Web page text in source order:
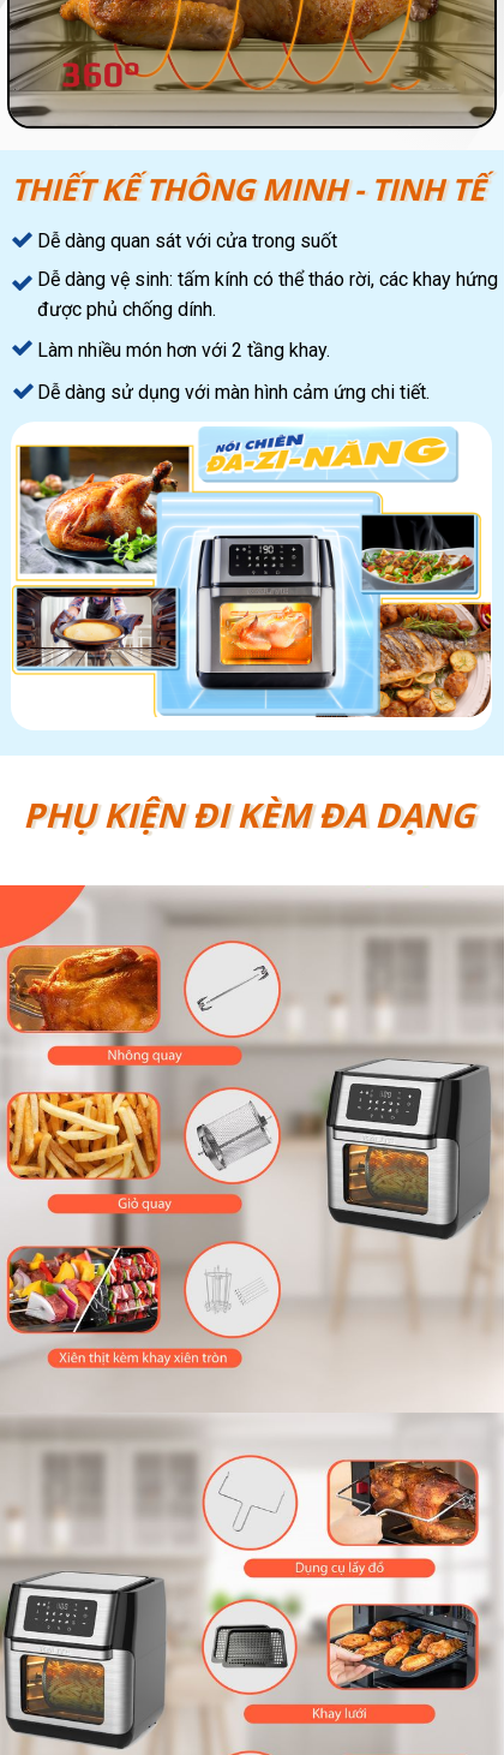
THIẾT KẾ THÔNG MINH - TINH TẾ
Dễ dàng quan sát với cửa trong suốt
Dễ dàng vệ sinh: tấm kính có thể tháo rời, các khay hứng
được phủ chống dính.
Làm nhiều món hơn với 2 tầng khay.
Dễ dàng sử dụng với màn hình cảm ứng chi tiết.
PHỤ KIỆN ĐI KÈM ĐA DẠNG